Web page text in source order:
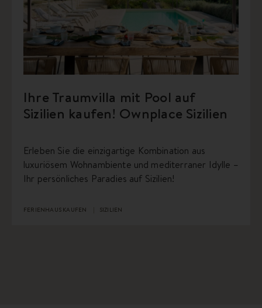
Ihre Traumvilla mit Pool auf
Sizilien kaufen! Ownplace Sizilien
Erleben Sie die einzigartige Kombination aus
luxuriösem Wohnambiente und mediterraner Idylle –
Ihr persönliches Paradies auf Sizilien!
FERIENHAUS KAUFEN SIZILIEN